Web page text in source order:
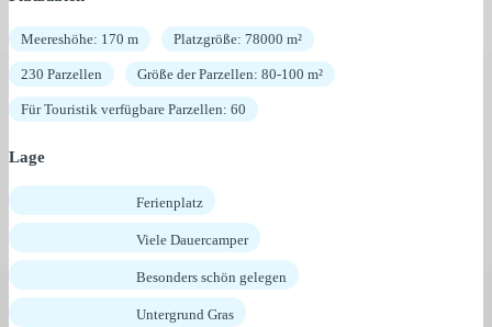
Meereshöhe: 170 m Platzgröße: 78000 m²
230 Parzellen Größe der Parzellen: 80-100 m²
Für Touristik verfügbare Parzellen: 60
Lage
Ferienplatz
Viele Dauercamper
Besonders schön gelegen
Untergrund Gras